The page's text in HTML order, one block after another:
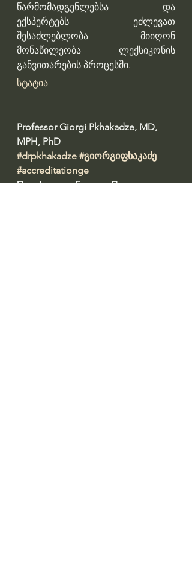
წარმომადგენლებსა და
ექსპერტებს ეძლევათ
შესაძლებლობა მიიღონ
მონაწილეობა ლექსიკონის
განვითარების პროცესში.
სტატია
Professor Giorgi Pkhakadze, MD,
MPH, PhD
#drpkhakadze #გიორგიფხაკაძე
#accreditationge
Профессор Гиорги Пхакадзе.